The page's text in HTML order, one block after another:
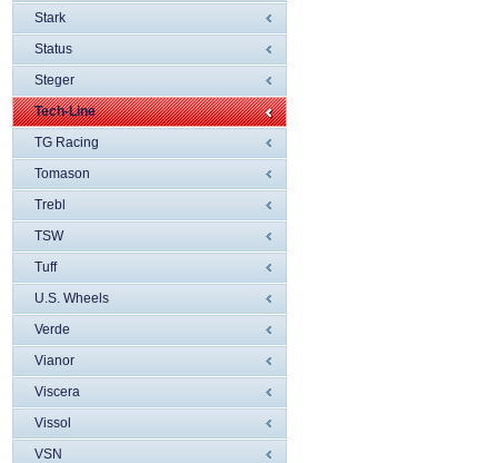
Stark
Status
Steger
Tech-Line
TG Racing
Tomason
Trebl
TSW
Tuff
U.S. Wheels
Verde
Vianor
Viscera
Vissol
VSN